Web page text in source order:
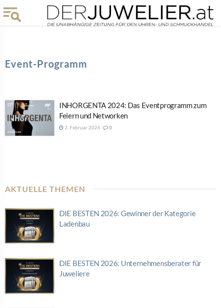
Event-Programm
INHORGENTA 2024: Das Eventprogramm zum
Feiern und Networken
2. Februar 2024 0
AKTUELLE THEMEN
DIE BESTEN 2026: Gewinner der Kategorie
Ladenbau
DIE BESTEN 2026: Unternehmensberater für
Juweliere